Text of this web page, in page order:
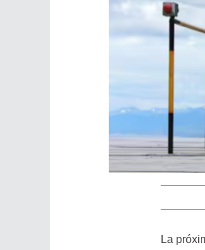
La